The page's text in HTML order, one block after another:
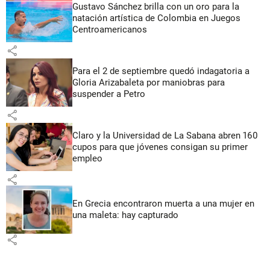
Gustavo Sánchez brilla con un oro para la
natación artística de Colombia en Juegos
Centroamericanos
share
Para el 2 de septiembre quedó indagatoria a
Gloria Arizabaleta por maniobras para
suspender a Petro
share
Claro y la Universidad de La Sabana abren 160
cupos para que jóvenes consigan su primer
empleo
share
En Grecia encontraron muerta a una mujer en
una maleta: hay capturado
share